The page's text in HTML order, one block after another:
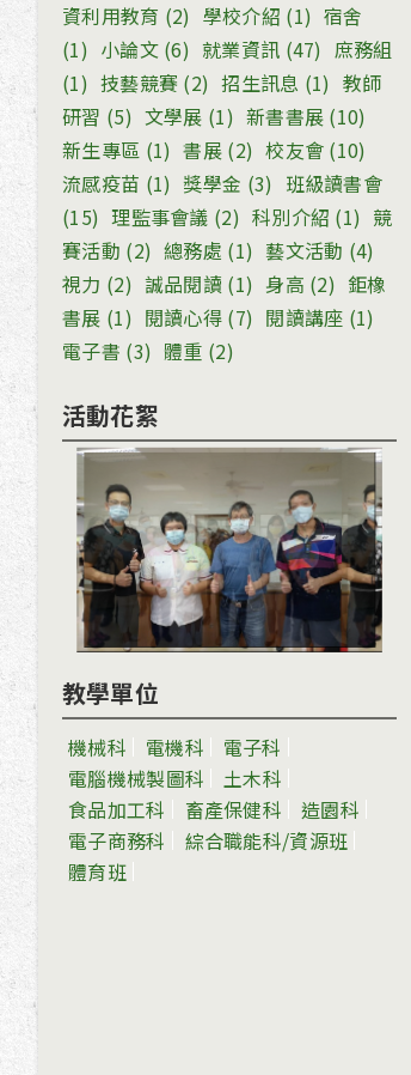
資利用教育 (2) 學校介紹 (1) 宿舍
(1) 小論文(6) 就業資訊 (47) 庶務組
(1) 技藝競賽 (2) 招生訊息 (1) 教師
研習 (5) 文學展 (1) 新書書展 (10)
新生專區 (1) 書展 (2) 校友會 (10)
流感疫苗 (1) 獎學金 (3) 班級讀書會
(15) 理監事會議 (2) 科別介紹 (1) 競
賽活動 (2) 總務處 (1) 藝文活動 (4)
視力 (2) 誠品閱讀 (1) 身高 (2) 鉅橡
書展 (1) 閱讀心得 (7) 閱讀講座 (1)
電子書 (3) 體重 (2)
活動花絮
教學單位
機械科 電機科
電子科
電腦機械製圖科
土木科
食品加工科
畜產保健科
造園科
電子商務科
綜合職能科/資源班
體育班